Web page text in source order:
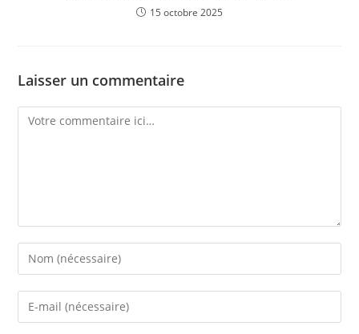
15 octobre 2025
Laisser un commentaire